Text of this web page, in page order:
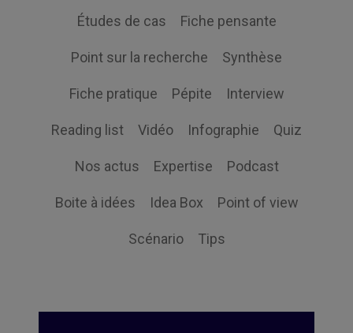
Études de cas Fiche pensante
Point sur la recherche Synthèse
Fiche pratique Pépite Interview
Reading list Vidéo Infographie Quiz
Nos actus Expertise Podcast
Boite à idées Idea Box Point of view
Scénario Tips